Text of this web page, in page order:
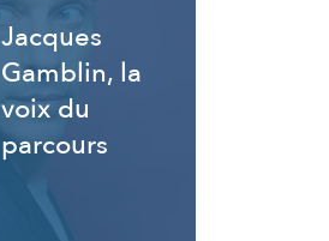
Jacques
Gamblin, la
voix du
parcours